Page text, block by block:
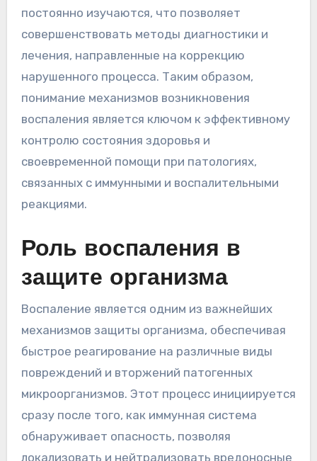
постоянно изучаются, что позволяет
совершенствовать методы диагностики и
лечения, направленные на коррекцию
нарушенного процесса. Таким образом,
понимание механизмов возникновения
воспаления является ключом к эффективному
контролю состояния здоровья и
своевременной помощи при патологиях,
связанных с иммунными и воспалительными
реакциями.
Роль воспаления в
защите организма
Воспаление является одним из важнейших
механизмов защиты организма, обеспечивая
быстрое реагирование на различные виды
повреждений и вторжений патогенных
микроорганизмов. Этот процесс инициируется
сразу после того, как иммунная система
обнаруживает опасность, позволяя
локализовать и нейтрализовать вредоносные